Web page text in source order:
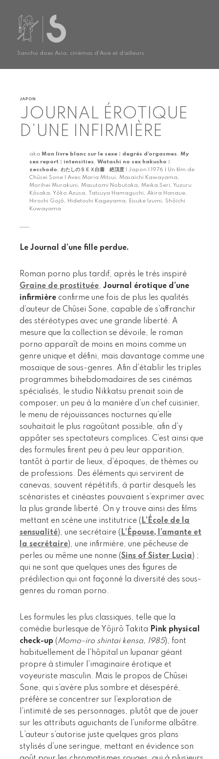
Sancho does Asia, cinémas d'Asie et d'ailleurs
JAPON
JOURNAL ÉROTIQUE
D’UNE INFIRMIÈRE
aka Mon livre blanc sur le sexe : degrés d’orgasmes, My
sex report : intensities, Watashi no sex hakusho :
zecchodo, わたしのＳＥＸ白書 絶頂度 | Japon | 1976 | Un film de
Chûsei Sone | Avec Maria Mitsui, Masaichi Kawayama,
Morihei Murakuni, Masutomi Nobutaka, Meika Seri, Yuzuru
Kôsaka, Yôko Azusa, Tatsuya Hamaguchi, Akira Hanaue,
Hiroshi Gojô, Hidetoshi Kageyama, Eisuke Izumi, Shôichi
Kuwayama
Le Journal d’une fille perdue.
Roman porno plus tardif, après le très inspiré
Graine de prostituée, Journal érotique d’une
infirmière confirme une fois de plus les qualités
d’auteur de Chûsei Sone, capable de s’affranchir
des stéréotypes avec une grande liberté. A
mesure que la collection se dévoile, le roman
porno apparaît de moins en moins comme un
genre unique et défini, mais davantage comme une
mosaïque de sous-genres. Afin d’établir les triples
programmes bihebdomadaires de ses cinémas
spécialisés, le studio Nikkatsu prenait soin de
composer, un peu à la manière d’un chef cuisinier,
le menu de réjouissances nocturnes qu’elle
souhaitait le plus ragoûtant possible, afin d’y
appâter ses spectateurs complices. C’est ainsi que
des formules firent peu à peu leur apparition,
tantôt à partir de lieux, d’époques, de thèmes ou
de professions. Des éléments qui servirent de
canevas, souvent répétitifs, à partir desquels les
scénaristes et cinéastes pouvaient s’exprimer avec
la plus grande liberté. On y trouve ainsi des films
mettant en scène une institutrice ( L’École de la
sensualité), une secrétaire ( L’Épouse, l’amante et
la secrétaire), une infirmière, une pêcheuse de
perles ou même une nonne (Sins of Sister Lucia) ;
qui ne sont que quelques unes des figures de
prédilection qui ont façonné la diversité des sous-
genres du roman porno.
Les formules les plus classiques, telle que la
comédie burlesque de Yôjirô Takita Pink physical
check-up (Momo-iro shintai kensa, 1985), font
habituellement de l’hôpital un lupanar géant
propre à stimuler l’imaginaire érotique et
voyeuriste masculin. Mais le propos de Chûsei
Sone, qui s’avère plus sombre et désespéré,
préfère se concentrer sur l’exploration de
l’intimité de ses personnages, plutôt que de jouer
sur les attributs aguichants de l’uniforme albâtre.
L’auteur s’autorise juste quelques gros plans
stylisés d’une seringue, mettant en évidence son